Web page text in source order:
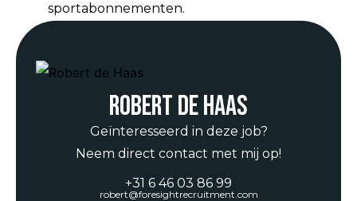
sportabonnementen.
Robert de Haas
Geïnteresseerd in deze job?
Neem direct contact met mij op!
+31 6 46 03 86 99
robert@foresightrecruitment.com